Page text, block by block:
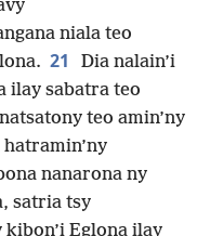
niala teo
21
Dia nalain’i
ilay sabatra teo
teo amin’ny
nanarona ny
satria tsy
kibon’i Eglona ilay